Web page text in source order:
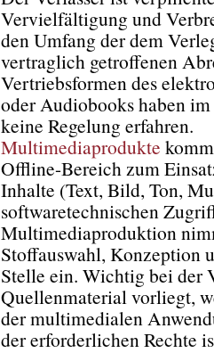
Vervielfältigung und
den Umfang der dem
vertraglich getroffenen
Vertriebsformen des
oder Audiobooks haben im
keine Regelung erfahren.
Multimediaprodukte
Offline-Bereich zum
Inhalte (Text, Bild, Ton,
softwaretechnischen
Multimediaproduktion
Stoffauswahl, Konzeption
Stelle ein. Wichtig bei der
Quellenmaterial vorliegt,
der multimedialen
der erforderlichen Rechte